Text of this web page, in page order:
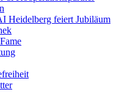
Heidelberg feiert Jubiläum